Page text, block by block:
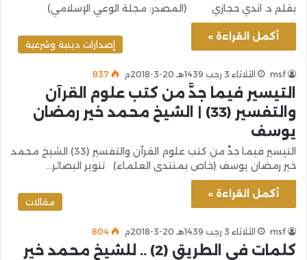
بقلم د. اندي حجازي (المصدر: مجلة الوعي الإسلامي)
أكمل القراءة »
إصدارات دينية وشرعية
msf الثلاثاء 3 رجب 1439هـ 20-3-2018م 837
التيسير فيما جدَّ من كتب علوم القرآن
والتفسير (33) | الشيخ محمد خير رمضان
يوسف
التيسير فيما جدَّ من كتب علوم القرآن والتفسير (33) الشيخ محمد
خير رمضان يوسف (خاص بمنتدى العلماء) تنوير البصائر…
أكمل القراءة »
مقالات
msf الثلاثاء 3 رجب 1439هـ 20-3-2018م 804
كلمات في الطريق (2) .. للشيخ محمد خير